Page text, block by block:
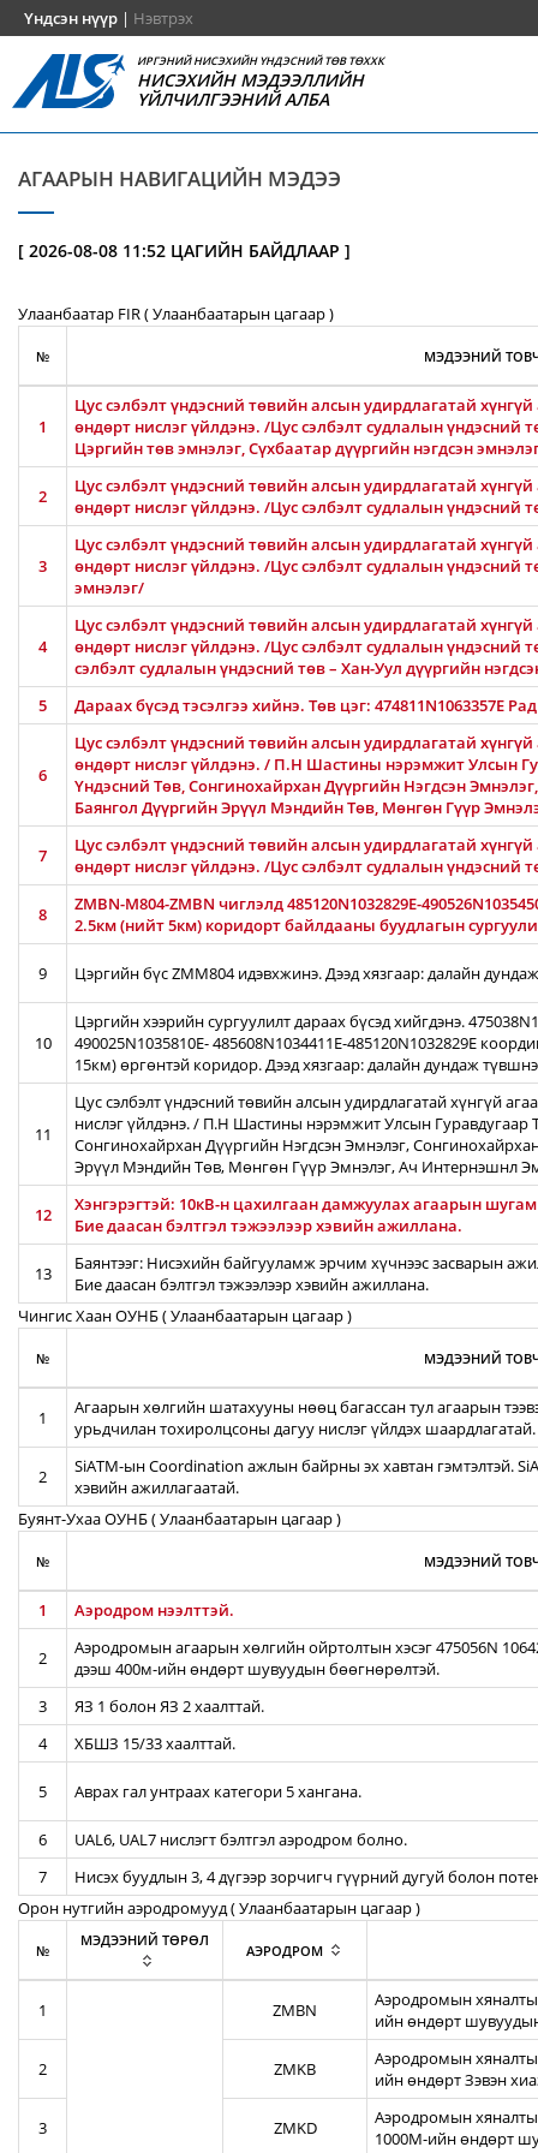
Үндсэн нүүр | Нэвтрэх
ИРГЭНИЙ НИСЭХИЙН ҮНДЭСНИЙ ТӨВ ТӨХХК
НИСЭХИЙН МЭДЭЭЛЛИЙН
ҮЙЛЧИЛГЭЭНИЙ АЛБА
АГААРЫН НАВИГАЦИЙН МЭДЭЭ
[ 2026-08-08 11:52 ЦАГИЙН БАЙДЛААР ]
Улаанбаатар FIR ( Улаанбаатарын цагаар )
№ МЭДЭЭНИЙ
1
Цус сэлбэлт үндэсний төвийн алсын удирдлагатай
өндөрт нислэг үйлдэнэ. /Цус сэлбэлт судлалын үндэсний
Цэргийн төв эмнэлэг, Сүхбаатар дүүргийн нэгдсэн
2
Цус сэлбэлт үндэсний төвийн алсын удирдлагатай
өндөрт нислэг үйлдэнэ. /Цус сэлбэлт судлалын үндэсний
3
Цус сэлбэлт үндэсний төвийн алсын удирдлагатай
өндөрт нислэг үйлдэнэ. /Цус сэлбэлт судлалын
эмнэлэг/
4
Цус сэлбэлт үндэсний төвийн алсын удирдлагатай
өндөрт нислэг үйлдэнэ. /Цус сэлбэлт судлалын үндэсний
сэлбэлт судлалын үндэсний төв – Хан-Уул дүүргийн
5
Дараах бүсэд тэсэлгээ хийнэ. Төв цэг: 474811N1063357E
6
Цус сэлбэлт үндэсний төвийн алсын удирдлагатай
өндөрт нислэг үйлдэнэ. / П.Н Шастины нэрэмжит Улсын
Үндэсний Төв, Сонгинохайрхан Дүүргийн Нэгдсэн
Баянгол Дүүргийн Эрүүл Мэндийн Төв, Мөнгөн Гүүр
7
Цус сэлбэлт үндэсний төвийн алсын удирдлагатай
өндөрт нислэг үйлдэнэ. /Цус сэлбэлт судлалын
8
ZMBN-M804-ZMBN чиглэлд 485120N1032829E-
2.5км (нийт 5км) коридорт байлдааны буудлагын
9 Цэргийн бүс ZMM804 идэвхжинэ. Дээд хязгаар: далайн
10
Цэргийн хээрийн сургуулилт дараах бүсэд хийгдэнэ.
490025N1035810E- 485608N1034411E-485120N1032829E
15км) өргөнтэй коридор. Дээд хязгаар: далайн дундаж
11
Цус сэлбэлт үндэсний төвийн алсын удирдлагатай хүнгүй
нислэг үйлдэнэ. / П.Н Шастины нэрэмжит Улсын Гуравдугаар
Сонгинохайрхан Дүүргийн Нэгдсэн Эмнэлэг,
Эрүүл Мэндийн Төв, Мөнгөн Гүүр Эмнэлэг, Ач Интернэшнл
12
Хэнгэрэгтэй: 10кВ-н цахилгаан дамжуулах агаарын
Бие даасан бэлтгэл тэжээлээр хэвийн ажиллана.
13
Баянтээг: Нисэхийн байгууламж эрчим хүчнээс засварын
Бие даасан бэлтгэл тэжээлээр хэвийн ажиллана.
Чингис Хаан ОУНБ ( Улаанбаатарын цагаар )
№ МЭДЭЭНИЙ
1
Агаарын хөлгийн шатахууны нөөц багассан тул агаарын
урьдчилан тохиролцсоны дагуу нислэг үйлдэх шаардлагатай.
2
SiATM-ын Coordination ажлын байрны эх хавтан гэмтэлтэй.
хэвийн ажиллагаатай.
Буянт-Ухаа ОУНБ ( Улаанбаатарын цагаар )
№ МЭДЭЭНИЙ
1 Аэродром нээлттэй.
2
Аэродромын агаарын хөлгийн ойртолтын хэсэг 475056N
дээш 400м-ийн өндөрт шувуудын бөөгнөрөлтэй.
3
ЯЗ 1 болон ЯЗ 2 хаалттай.
4
ХБШЗ 15/33 хаалттай.
5 Аврах гал унтраах категори 5 хангана.
6
UAL6, UAL7 нислэгт бэлтгэл аэродром болно.
7
Нисэх буудлын 3, 4 дүгээр зорчигч гүүрний дугуй болон
Орон нутгийн аэродромууд ( Улаанбаатарын цагаар )
№
МЭДЭЭНИЙ ТӨРӨЛ
АЭРОДРОМ
1 ZMBN
Аэродромын
ийн өндөрт
2 ZMKB
Аэродромын
ийн өндөрт Зэвэн
3 ZMKD
Аэродромын
1000М-ийн өндөрт